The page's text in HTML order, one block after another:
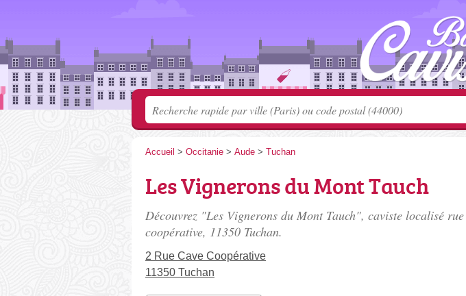
Accueil > Occitanie > Aude > Tuchan
Les Vignerons du Mont Tauch
Découvrez "Les Vignerons du Mont Tauch", caviste localisé
coopérative, 11350 Tuchan.
2 Rue Cave Coopérative
11350 Tuchan